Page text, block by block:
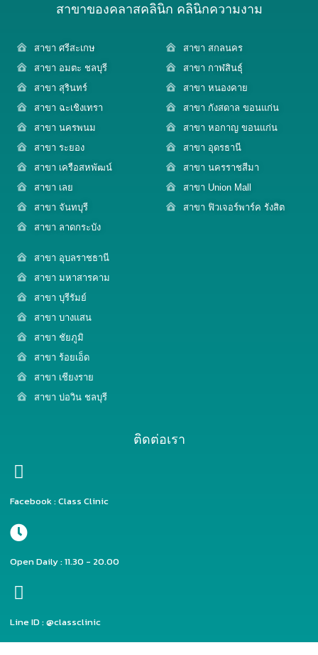
สาขาของคลาสคลินิก คลินิกความงาม
สาขา ศรีสะเกษ
สาขา อมตะ ชลบุรี
สาขา สุรินทร์
สาขา ฉะเชิงเทรา
สาขา นครพนม
สาขา ระยอง
สาขา เครือสหพัฒน์
สาขา เลย
สาขา จันทบุรี
สาขา ลาดกระบัง
สาขา สกลนคร
สาขา กาฬสินธุ์
สาขา หนองคาย
สาขา กังสดาล ขอนแก่น
สาขา หอกาญ ขอนแก่น
สาขา อุดรธานี
สาขา นครราชสีมา
สาขา Union Mall
สาขา ฟิวเจอร์พาร์ค รังสิต
สาขา อุบลราชธานี
สาขา มหาสารคาม
สาขา บุรีรัมย์
สาขา บางแสน
สาขา ชัยภูมิ
สาขา ร้อยเอ็ด
สาขา เชียงราย
สาขา บ่อวิน ชลบุรี
ติดต่อเรา
Facebook : Class Clinic
Open Daily : 11.30 - 20.00
Line ID : @classclinic​